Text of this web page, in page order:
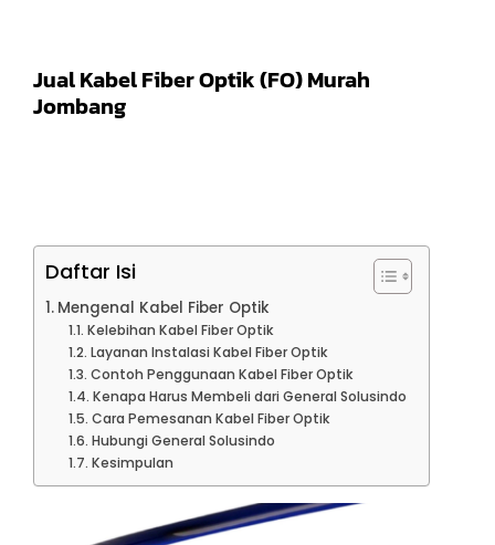
Jual Kabel Fiber Optik (FO) Murah
Jombang
Daftar Isi
Mengenal Kabel Fiber Optik
Kelebihan Kabel Fiber Optik
Layanan Instalasi Kabel Fiber Optik
Contoh Penggunaan Kabel Fiber Optik
Kenapa Harus Membeli dari General Solusindo
Cara Pemesanan Kabel Fiber Optik
Hubungi General Solusindo
Kesimpulan